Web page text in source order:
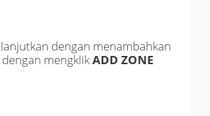
dengan menambahkan
mengklikADD ZONE